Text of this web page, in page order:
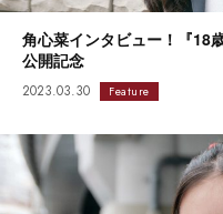
角心菜インタビュー！『18
公開記念
2023.03.30 Feature